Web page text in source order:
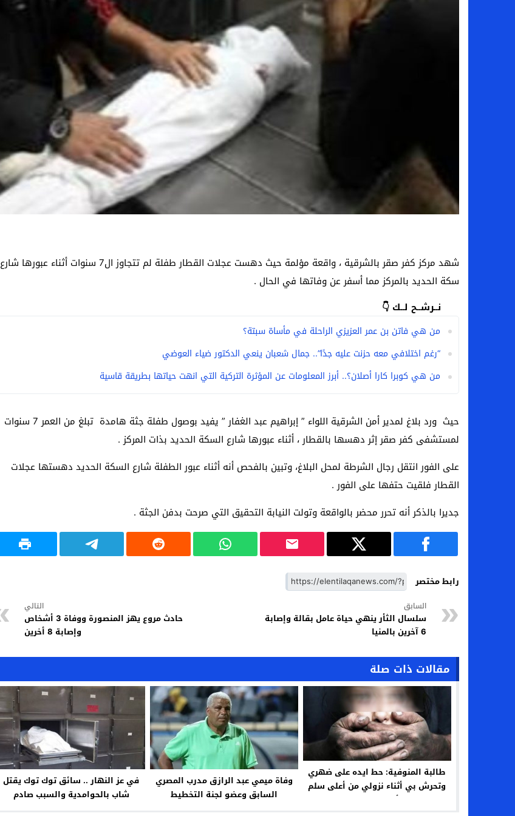
بعد فسخ عقده.. حصاد وأرقام سيف الدين الجزيري مع الزمالك
السيرة الذاتية للدكتورة آيات حسن شمس الدين عميد كلية “آداب كفر الشيخ”
سامو كوستا في معسكر النصر السعودي.. هل انتهت أزمة العالمي المالية؟
إنهاء تعاقد سيف الدين الجزيري مع الزمالك رسميًا
شهد مركز كفر صقر بالشرقية ، واقعة مؤلمة حيث دهست عجلات القطار طفلة لم تتجاوز ال7 سنوات أثناء عبورها شارع
سكة الحديد بالمركز مما أسفر عن وفاتها في الحال .
نــرشــح لــك 👇
من هي فاتن بن عمر العزيزي الراحلة في مأساة سبتة؟
“رغم اختلافي معه حزنت عليه جدًا”.. جمال شعبان ينعي الدكتور ضياء العوضي
من هي كوبرا كارا أصلان؟.. أبرز المعلومات عن المؤثرة التركية التي انهت حياتها بطريقة قاسية
حيث ورد بلاغ لمدير أمن الشرقية اللواء ” إبراهيم عبد الغفار ” يفيد بوصول طفلة جثة هامدة تبلغ من العمر 7 سنوات
لمستشفى كفر صقر إثر دهسها بالقطار ، أثناء عبورها شارع السكة الحديد بذات المركز .
على الفور انتقل رجال الشرطة لمحل البلاغ، وتبين بالفحص أنه أثناء عبور الطفلة شارع السكة الحديد دهستها عجلات
القطار فلقيت حتفها على الفور .
جديرا بالذكر أنه تحرر محضر بالواقعة وتولت النيابة التحقيق التي صرحت بدفن الجثة .
رابط مختصر
السابق
سلسال الثأر ينهي حياة عامل بقالة وإصابة
6 آخرين بالمنيا
التالي
حادث مروع يهز المنصورة ووفاة 3 أشخاص
وإصابة 8 أخرين
مقالات ذات صلة
طالبة المنوفية: حط ايده على ضهري
وتحرش بي أثناء نزولي من أعلى سلم
أرض اللواء
وفاة ميمي عبد الرازق مدرب المصري
السابق وعضو لجنة التخطيط
في عز النهار .. سائق توك توك يقتل
شاب بالحوامدية والسبب صادم